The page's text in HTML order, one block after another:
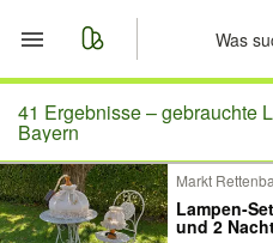
Start
Merkliste
Nachrichten
41 Ergebnisse –gebrauchte
Bayern
Markt
Lampen-
und 2